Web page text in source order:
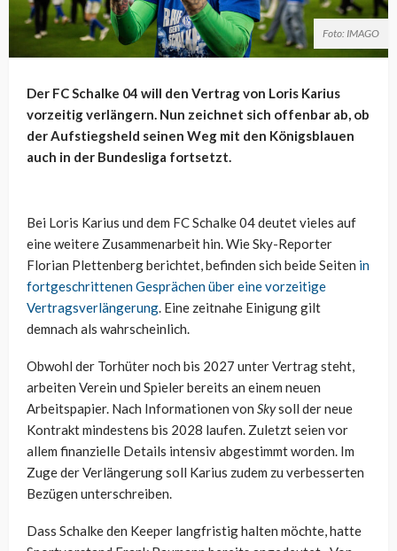
Foto: IMAGO
Der FC Schalke 04 will den Vertrag von Loris Karius
vorzeitig verlängern. Nun zeichnet sich offenbar ab, ob
der Aufstiegsheld seinen Weg mit den Königsblauen
auch in der Bundesliga fortsetzt.
Bei Loris Karius und dem FC Schalke 04 deutet vieles auf
eine weitere Zusammenarbeit hin. Wie Sky-Reporter
Florian Plettenberg berichtet, befinden sich beide Seiten in
fortgeschrittenen Gesprächen über eine vorzeitige
Vertragsverlängerung. Eine zeitnahe Einigung gilt
demnach als wahrscheinlich.
Obwohl der Torhüter noch bis 2027 unter Vertrag steht,
arbeiten Verein und Spieler bereits an einem neuen
Arbeitspapier. Nach Informationen von Skysoll der neue
Kontrakt mindestens bis 2028 laufen. Zuletzt seien vor
allem finanzielle Details intensiv abgestimmt worden. Im
Zuge der Verlängerung soll Karius zudem zu verbesserten
Bezügen unterschreiben.
Dass Schalke den Keeper langfristig halten möchte, hatte